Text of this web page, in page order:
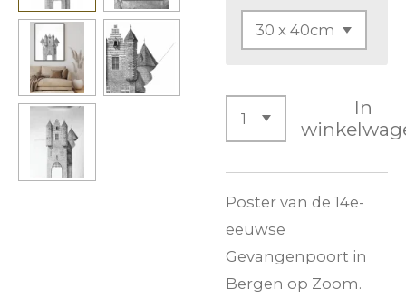
In
Poster van de 14e-
eeuwse
Gevangenpoort in
Bergen op Zoom.